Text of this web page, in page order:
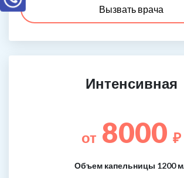
Вызвать врача
Интенсивная
от 8000 ₽
Объем капельницы 1200